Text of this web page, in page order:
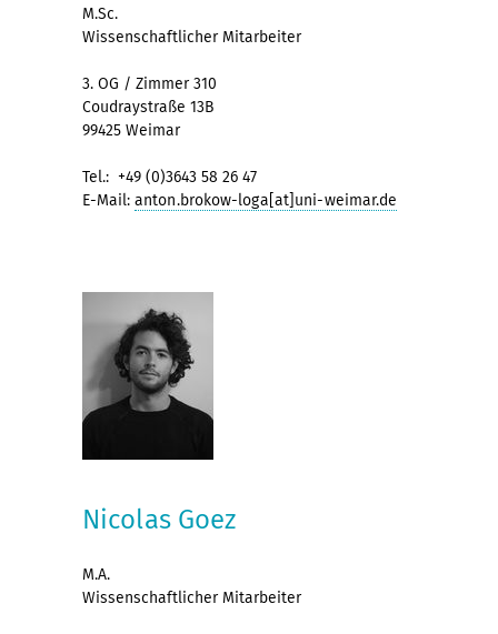
M.Sc.
Wissenschaftlicher Mitarbeiter
3. OG / Zimmer 310
Coudraystraße 13B
99425 Weimar
Tel.: +49 (0)3643 58 26 47
E-Mail: anton.brokow-loga[at]uni-weimar.de
Nicolas Goez
M.A.
Wissenschaftlicher Mitarbeiter